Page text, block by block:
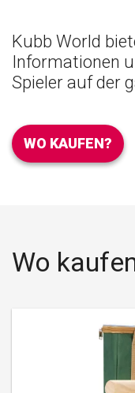
Kubb World
Informationen
Spieler auf der
WO KAUFEN?
Wo